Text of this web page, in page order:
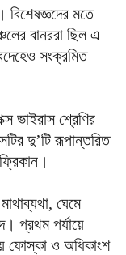
বিশেষজ্ঞদের মতে
বানররা ছিল এ
সংক্রমিত
ভাইরাস শ্রেণির
দু’টি রূপান্তরিত
ঘেমে
প্রথম পর্যায়ে
ফোস্কা ও অধিকাংশ